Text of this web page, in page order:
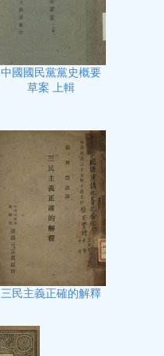
中國國民黨黨史概要
草案 上輯
三民主義正確的解釋